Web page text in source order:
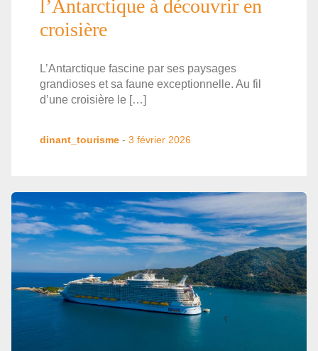
l’Antarctique à découvrir en
croisière
L’Antarctique fascine par ses paysages
grandioses et sa faune exceptionnelle. Au fil
d’une croisière le […]
dinant_tourisme - 3 février 2026